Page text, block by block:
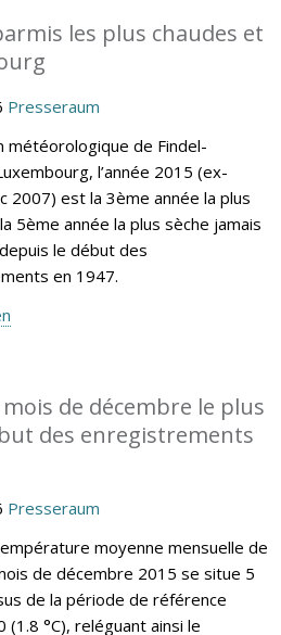
les plus chaudes et
Presseraum
météorologique de Findel-
l’année 2015 (ex-
2007) est la 3ème année la plus
5ème année la plus sèche jamais
le début des
en 1947.
de décembre le plus
des enregistrements
Presseraum
moyenne mensuelle de
de décembre 2015 se situe 5
de la période de référence
(1.8 °C), reléguant ainsi le